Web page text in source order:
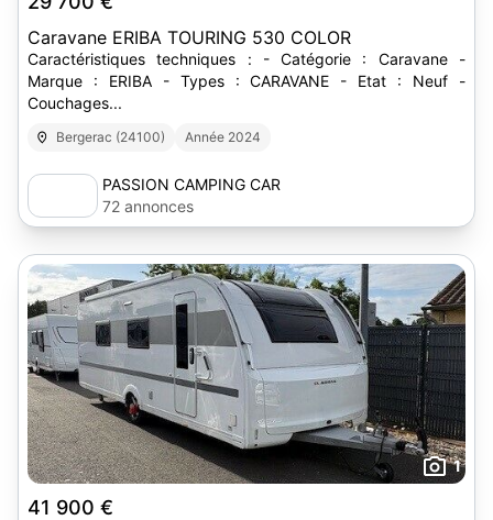
Caravane ERIBA TOURING 530 COLOR
Caractéristiques techniques : - Catégorie : Caravane -
Marque : ERIBA - Types : CARAVANE - Etat : Neuf -
Couchages...
Bergerac (24100) Année 2024
PASSION CAMPING CAR
72 annonces
1
41 900 €